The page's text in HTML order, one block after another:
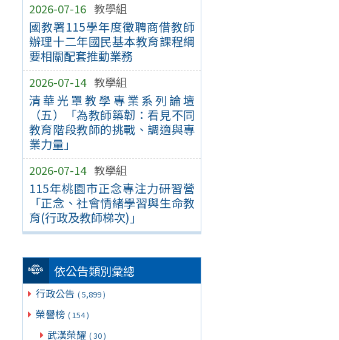
2026-07-16 教學組
國教署115學年度徵聘商借教師
辦理十二年國民基本教育課程綱
要相關配套推動業務
2026-07-14 教學組
清華光罩教學專業系列論壇
（五）「為教師築韌：看見不同
教育階段教師的挑戰、調適與專
業力量」
2026-07-14 教學組
115年桃園市正念專注力研習營
「正念、社會情緒學習與生命教
育(行政及教師梯次)」
依公告類別彙總
行政公告 ( 5,899 )
榮譽榜 ( 154 )
武漢榮耀 ( 30 )